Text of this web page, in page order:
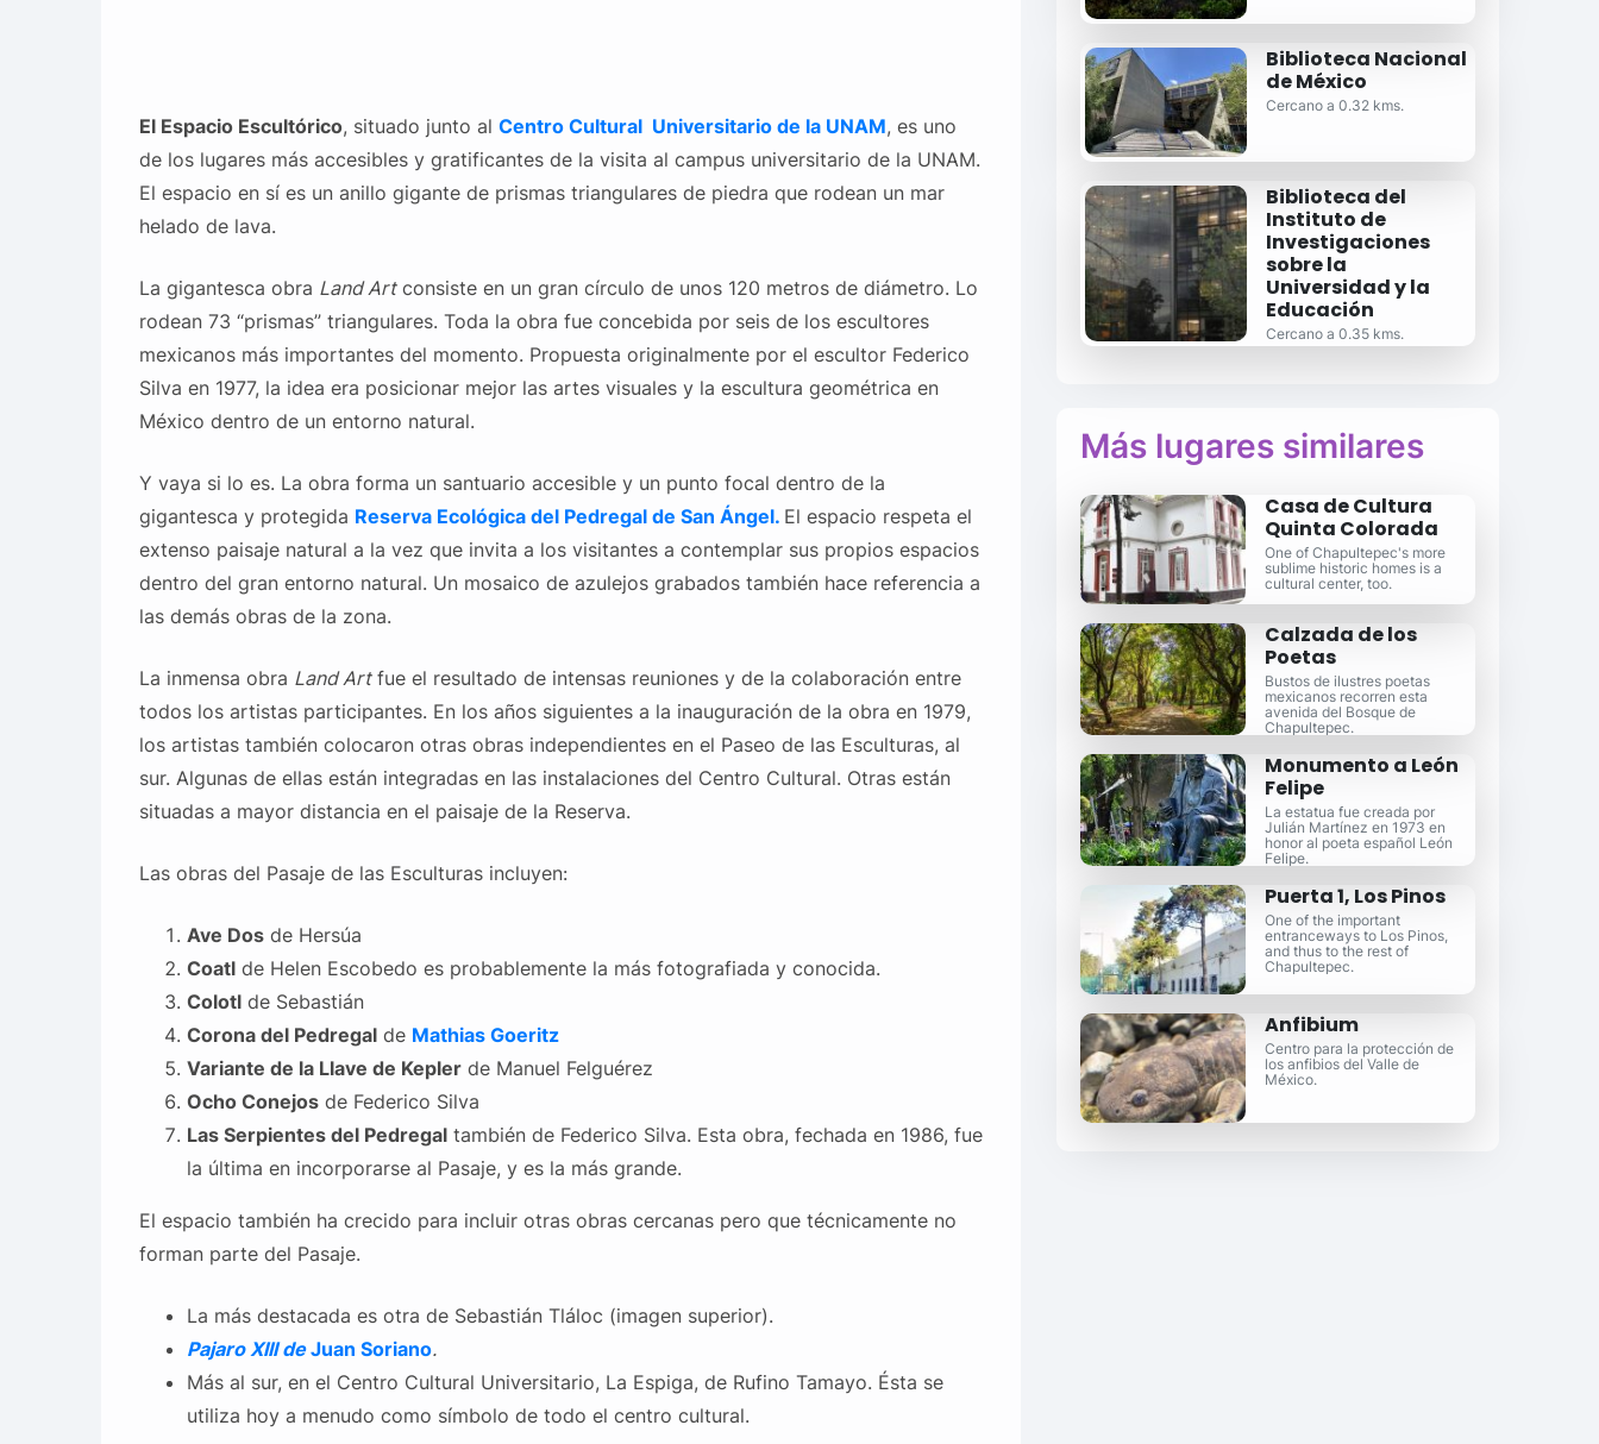
El Espacio Escultórico, situado junto al Centro Cultural Universitario de la UNAM, es uno
de los lugares más accesibles y gratificantes de la visita al campus universitario de la UNAM.
El espacio en sí es un anillo gigante de prismas triangulares de piedra que rodean un mar
helado de lava.
La gigantesca obra Land Artconsiste en un gran círculo de unos 120 metros de diámetro. Lo
rodean 73 “prismas” triangulares. Toda la obra fue concebida por seis de los escultores
mexicanos más importantes del momento. Propuesta originalmente por el escultor Federico
Silva en 1977, la idea era posicionar mejor las artes visuales y la escultura geométrica en
México dentro de un entorno natural.
Y vaya si lo es. La obra forma un santuario accesible y un punto focal dentro de la
gigantesca y protegida Reserva Ecológica del Pedregal de San Ángel. El espacio respeta el
extenso paisaje natural a la vez que invita a los visitantes a contemplar sus propios espacios
dentro del gran entorno natural. Un mosaico de azulejos grabados también hace referencia a
las demás obras de la zona.
La inmensa obra Land Artfue el resultado de intensas reuniones y de la colaboración entre
todos los artistas participantes. En los años siguientes a la inauguración de la obra en 1979,
los artistas también colocaron otras obras independientes en el Paseo de las Esculturas, al
sur. Algunas de ellas están integradas en las instalaciones del Centro Cultural. Otras están
situadas a mayor distancia en el paisaje de la Reserva.
Las obras del Pasaje de las Esculturas incluyen:
Ave Dosde Hersúa
Coatlde Helen Escobedo es probablemente la más fotografiada y conocida.
Colotlde Sebastián
Corona del Pedregalde Mathias Goeritz
Variante de la Llave de Keplerde Manuel Felguérez
Ocho Conejosde Federico Silva
Las Serpientes del Pedregaltambién de Federico Silva. Esta obra, fechada en 1986, fue
la última en incorporarse al Pasaje, y es la más grande.
El espacio también ha crecido para incluir otras obras cercanas pero que técnicamente no
forman parte del Pasaje.
La más destacada es otra de Sebastián Tláloc (imagen superior).
Pajaro XIII deJuan Soriano.
Más al sur, en el Centro Cultural Universitario, La Espiga, de Rufino Tamayo. Ésta se
utiliza hoy a menudo como símbolo de todo el centro cultural.
Biblioteca Nacional
de México
Cercano a 0.32 kms.
Biblioteca del
Instituto de
Investigaciones
sobre la
Universidad y la
Educación
Cercano a 0.35 kms.
Más lugares similares
Casa de Cultura
Quinta Colorada
One of Chapultepec's more
sublime historic homes is a
cultural center, too.
Calzada de los
Poetas
Bustos de ilustres poetas
mexicanos recorren esta
avenida del Bosque de
Chapultepec.
Monumento a León
Felipe
La estatua fue creada por
Julián Martínez en 1973 en
honor al poeta español León
Felipe.
Puerta 1, Los Pinos
One of the important
entranceways to Los Pinos,
and thus to the rest of
Chapultepec.
Anfibium
Centro para la protección de
los anfibios del Valle de
México.